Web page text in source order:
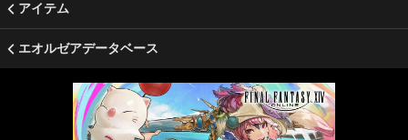
アイテム
エオルゼアデータベース